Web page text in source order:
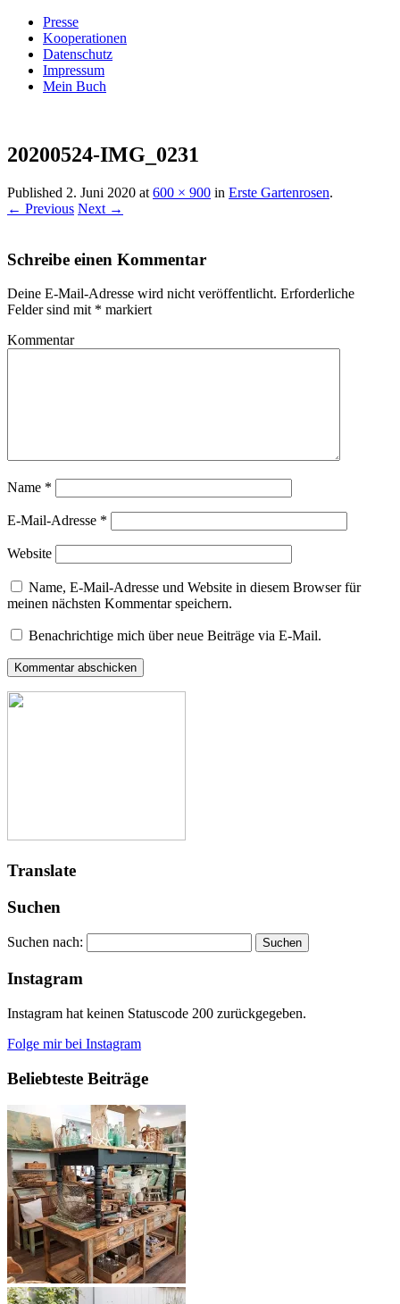
Presse
Kooperationen
Datenschutz
Impressum
Mein Buch
Villa König
20200524-IMG_0231
Published 2. Juni 2020 at 600 × 900 in Erste Gartenrosen.
← Previous Next →
Schreibe einen Kommentar
Deine E-Mail-Adresse wird nicht veröffentlicht. Erforderliche
Felder sind mit * markiert
Kommentar
Name *
E-Mail-Adresse *
Website
Name, E-Mail-Adresse und Website in diesem Browser für
meinen nächsten Kommentar speichern.
Benachrichtige mich über neue Beiträge via E-Mail.
Translate
Suchen
Suchen nach:
Instagram
Instagram hat keinen Statuscode 200 zurückgegeben.
Folge mir bei Instagram
Beliebteste Beiträge